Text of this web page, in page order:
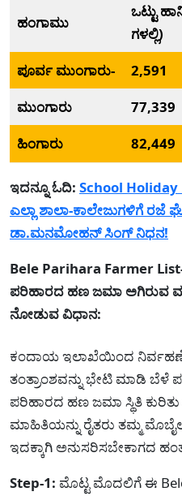
ಹಂಗಾಮು
ಒಟ್ಟು
ಗಳಲ್ಲಿ)
ಪೂರ್ವ ಮುಂಗಾರು-
2,591
ಮುಂಗಾರು
77,339
ಹಿಂಗಾರು
82,449
ಇದನ್ನೂ ಓದಿ: School Holiday
ಎಲ್ಲಾ ಶಾಲಾ-ಕಾಲೇಜುಗಳಿಗೆ
ಡಾ.ಮನಮೋಹನ್ ಸಿಂಗ್ ನಿಧನ!
Bele Parihara Farmer List-
ಪರಿಹಾರದ ಹಣ ಜಮಾ ಅಗಿರುವ
ನೋಡುವ ವಿಧಾನ:
ಕಂದಾಯ ಇಲಾಖೆಯಿಂದ
ತಂತ್ರಾಂಶವನ್ನು ಭೇಟಿ ಮಾಡಿ ಬೆಳೆ
ಪರಿಹಾರದ ಹಣ ಜಮಾ ಸ್ಥಿತಿ
ಮಾಹಿತಿಯನ್ನು ರೈತರು ತಮ್ಮ
ಇದಕ್ಕಾಗಿ ಅನುಸರಿಸಬೇಕಾಗದ
Step-1: ಮೊಟ್ಟ ಮೊದಲಿಗೆ ಈ